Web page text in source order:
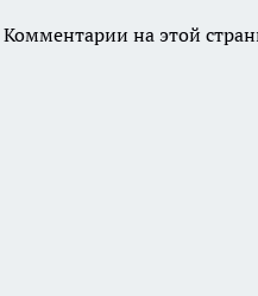
Комментарии на этой